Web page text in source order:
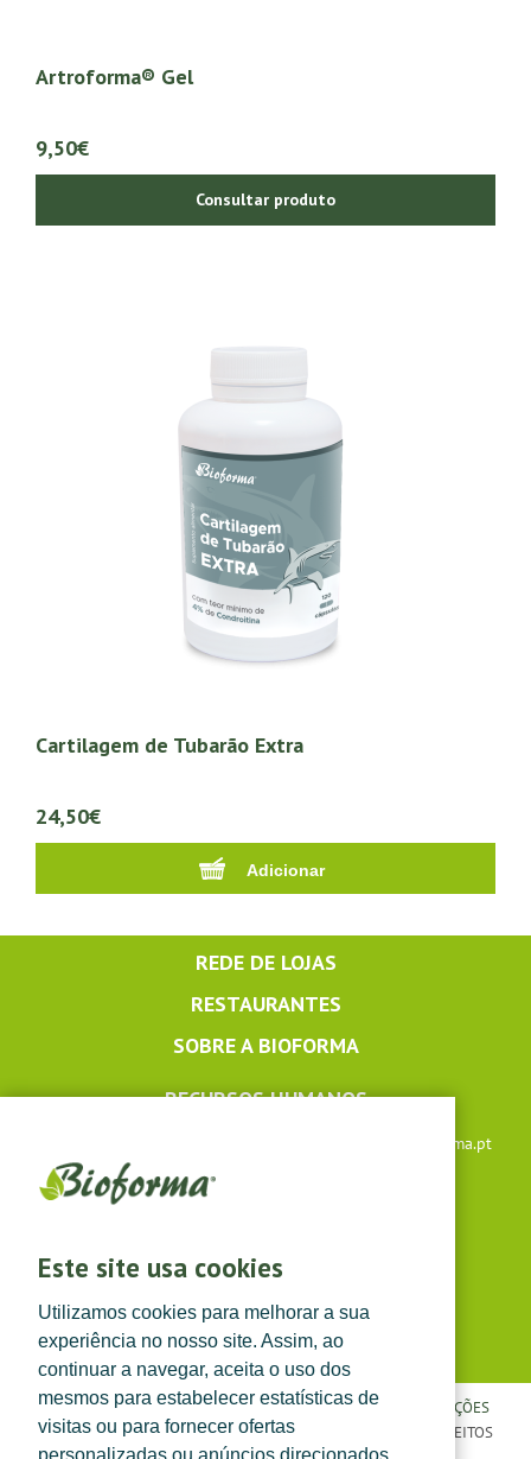
Este site usa cookies
Utilizamos cookies para melhorar a sua
experiência no nosso site. Assim, ao
continuar a navegar, aceita o uso dos
mesmos para estabelecer estatísticas de
visitas ou para fornecer ofertas
personalizadas ou anúncios direcionados.
Artroforma® Gel
9,50€
Consultar produto
Cartilagem de Tubarão Extra
24,50€
REDE DE LOJAS
RESTAURANTES
SOBRE A BIOFORMA
RECURSOS HUMANOS
lojaonline@bioforma.pt
(dias úteis das 8h30 às 13h e das 14h às 17h30)
POLÍTICA DE PRIVACIDADE|TERMOS E CONDIÇÕES
CONDIÇÕES
GERAIS DE VENDA | ©TOPFARMA, LDA. 2022.
TODOS OS DIREITOS